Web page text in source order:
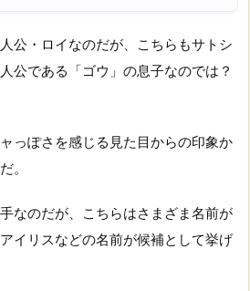
公・ロイなのだが、こちらもサトシ
公である「ゴウ」の息子なのでは？
っぽさを感じる見た目からの印象か
。
なのだが、こちらはさまざま名前が
イリスなどの名前が候補として挙げ